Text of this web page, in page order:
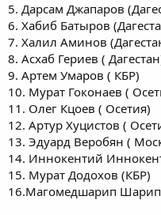
5. Дарсам Джапаров
6. Хабиб Батыров
7. Халил Аминов
8. Асхаб Гериев (
9. Артем Умаров ( КБР)
10. Мурат Гоконаев (
11. Олег Кцоев ( Осетия)
12. Артур Хуцистов (
13. Эдуард Веробян (
14. Иннокентий
15. Мурат Додохов (КБР)
16.Магомедшарип